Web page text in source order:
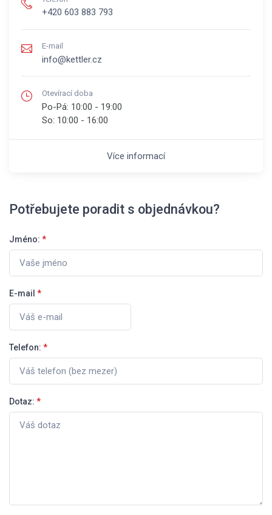
+420 603 883 793
E-mail
info@kettler.cz
Otevírací doba
Po-Pá: 10:00 - 19:00
So: 10:00 - 16:00
Více informací
Potřebujete poradit s objednávkou?
Jméno: *
E-mail *
Telefon: *
Dotaz: *